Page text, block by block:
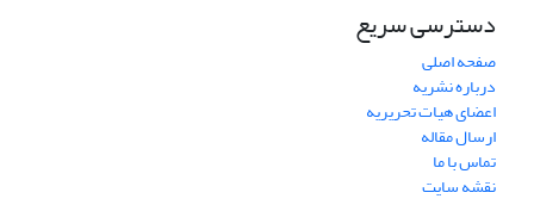
دسترسی سریع
صفحه اصلی
درباره نشریه
اعضای هیات تحریریه
ارسال مقاله
تماس با ما
نقشه سایت